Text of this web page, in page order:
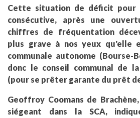
Cette situation de déficit pour
consécutive, après une
chiffres de fréquentation
plus grave à nos yeux qu'elle
communale autonome (Bourse-
donc le conseil communal de
(pour se prêter garante du prêt
Geoffroy Coomans de
siégeant dans la SCA,